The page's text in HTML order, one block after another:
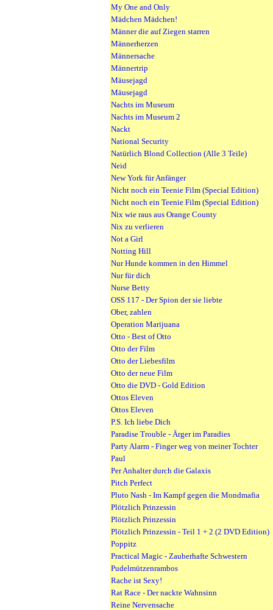
My One and Only
Mädchen Mädchen!
Männer die auf Ziegen starren
Männerherzen
Männersache
Männertrip
Mäusejagd
Mäusejagd
Nachts im Museum
Nachts im Museum 2
Nackt
National Security
Natürlich Blond Collection (Alle 3 Teile)
Neid
New York für Anfänger
Nicht noch ein Teenie Film (Special Edition)
Nicht noch ein Teenie Film (Special Edition)
Nix wie raus aus Orange County
Nix zu verlieren
Not a Girl
Notting Hill
Nur Hunde kommen in den Himmel
Nur für dich
Nurse Betty
OSS 117 - Der Spion der sie liebte
Ober, zahlen
Operation Marijuana
Otto - Best of Otto
Otto der Film
Otto der Liebesfilm
Otto der neue Film
Otto die DVD - Gold Edition
Ottos Eleven
Ottos Eleven
P.S. Ich liebe Dich
Paradise Trouble - Ärger im Paradies
Party Alarm - Finger weg von meiner Tochter
Paul
Per Anhalter durch die Galaxis
Pitch Perfect
Pluto Nash - Im Kampf gegen die Mondmafia
Plötzlich Prinzessin
Plötzlich Prinzessin
Plötzlich Prinzessin - Teil 1 + 2 (2 DVD Edition)
Poppitz
Practical Magic - Zauberhafte Schwestern
Pudelmützenrambos
Rache ist Sexy!
Rat Race - Der nackte Wahnsinn
Reine Nervensache